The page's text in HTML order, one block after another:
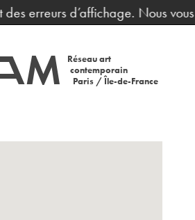
erreurs d’affichage. Nous vous
Réseau art
contemporain
Paris / Île-de-France